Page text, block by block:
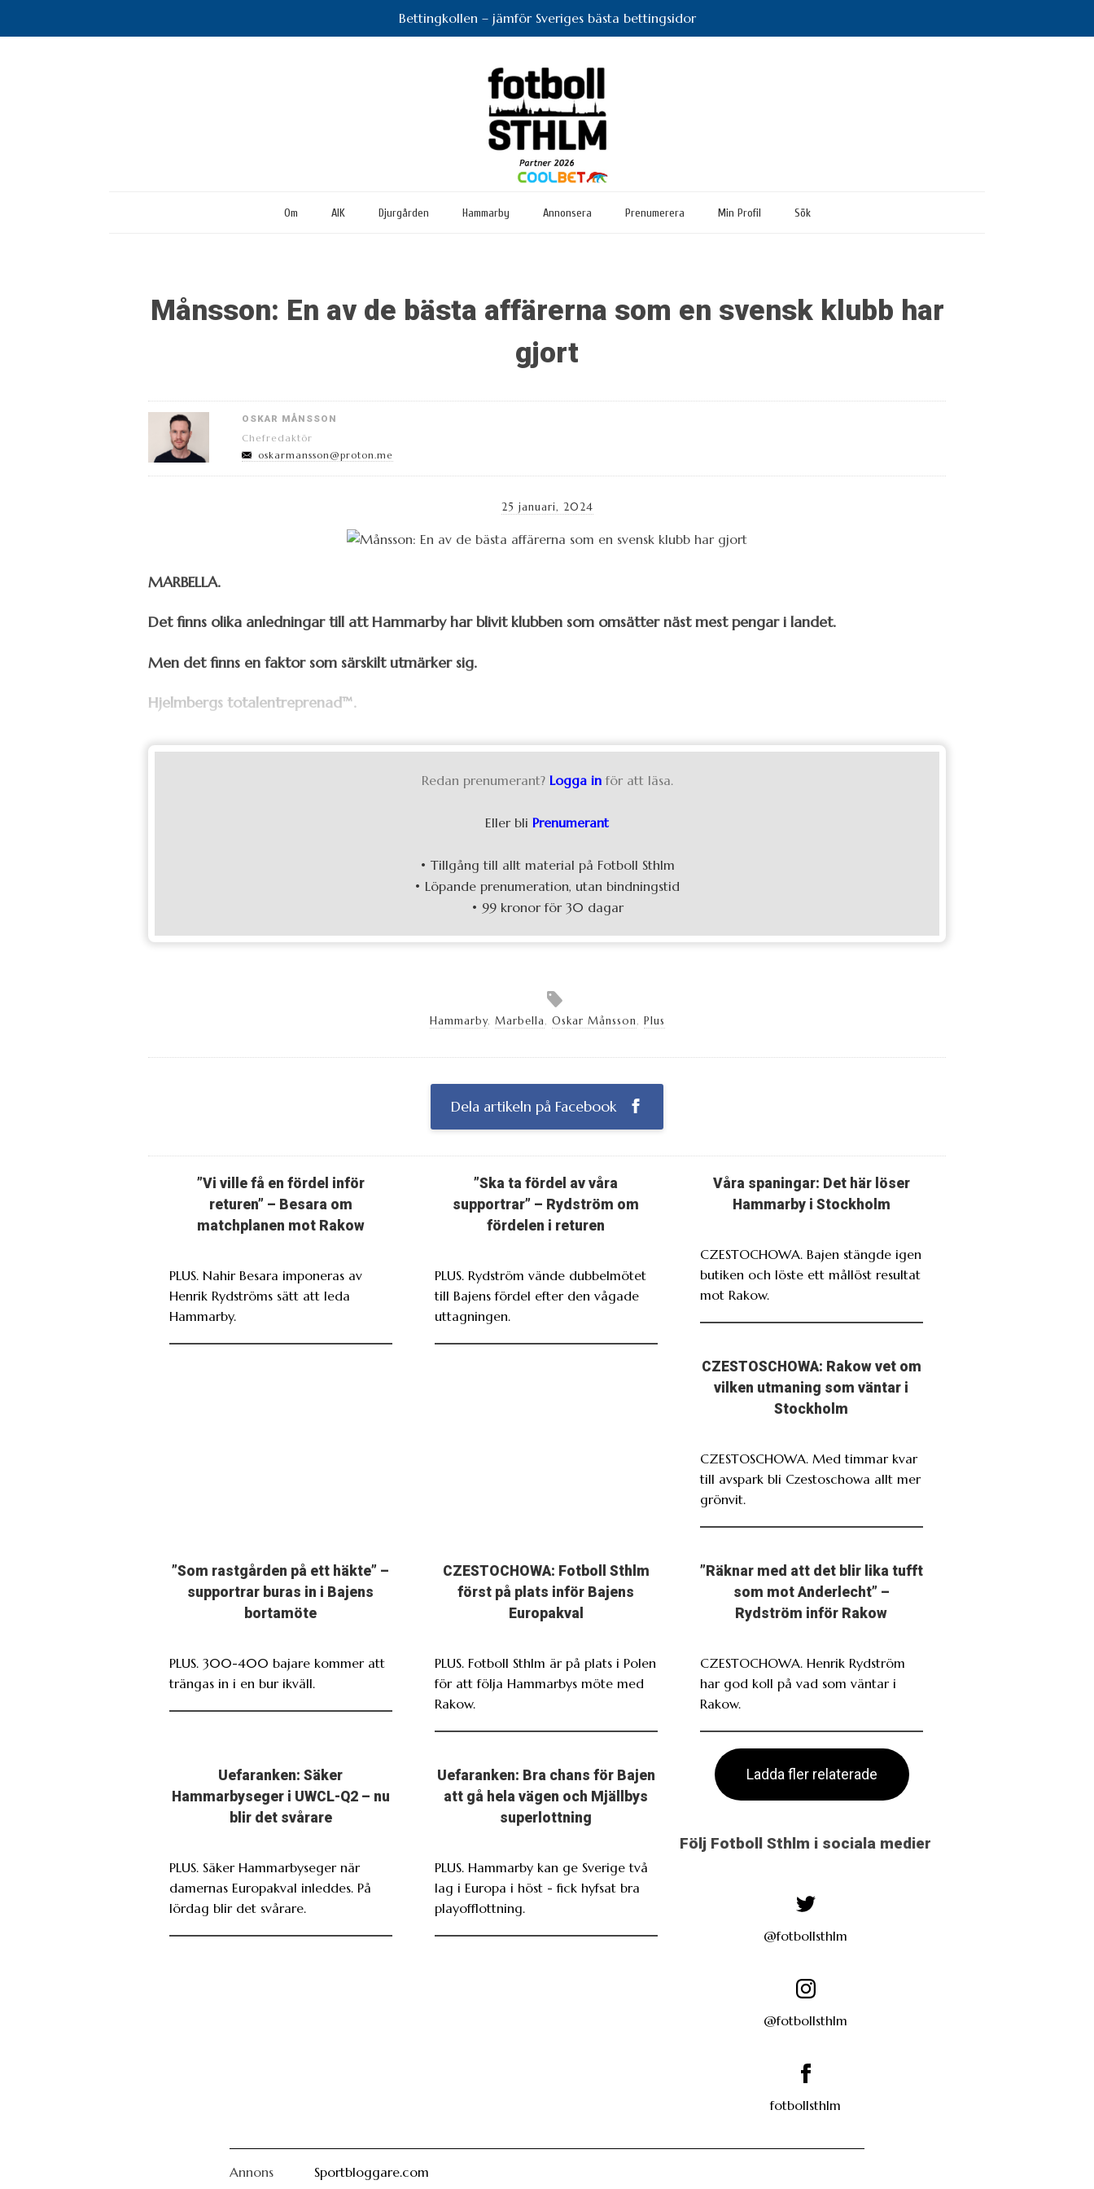
Bettingkollen – jämför Sveriges bästa bettingsidor
Om AIK Djurgården Hammarby Annonsera Prenumerera Min Profil Sök
Månsson: En av de bästa affärerna som en svensk klubb har
gjort
OSKAR MÅNSSON
Chefredaktör
oskarmansson@proton.me
25 januari, 2024
MARBELLA.
Det finns olika anledningar till att Hammarby har blivit klubben som omsätter näst mest pengar i landet.
Men det finns en faktor som särskilt utmärker sig.
Hjelmbergs totalentreprenad™.
Redan prenumerant? Logga in för att läsa.
Eller bli Prenumerant
• Tillgång till allt material på Fotboll Sthlm
• Löpande prenumeration, utan bindningstid
• 99 kronor för 30 dagar
Hammarby, Marbella, Oskar Månsson, Plus
Dela artikeln på Facebook
”Vi ville få en fördel inför
returen” – Besara om
matchplanen mot Rakow
PLUS. Nahir Besara imponeras av
Henrik Rydströms sätt att leda
Hammarby.
”Ska ta fördel av våra
supportrar” – Rydström om
fördelen i returen
PLUS. Rydström vände dubbelmötet
till Bajens fördel efter den vågade
uttagningen.
Våra spaningar: Det här löser
Hammarby i Stockholm
CZESTOCHOWA. Bajen stängde igen
butiken och löste ett mållöst resultat
mot Rakow.
CZESTOSCHOWA: Rakow vet om
vilken utmaning som väntar i
Stockholm
CZESTOSCHOWA. Med timmar kvar
till avspark bli Czestoschowa allt mer
grönvit.
”Som rastgården på ett häkte” –
supportrar buras in i Bajens
bortamöte
PLUS. 300-400 bajare kommer att
trängas in i en bur ikväll.
CZESTOCHOWA: Fotboll Sthlm
först på plats inför Bajens
Europakval
PLUS. Fotboll Sthlm är på plats i Polen
för att följa Hammarbys möte med
Rakow.
”Räknar med att det blir lika tufft
som mot Anderlecht” –
Rydström inför Rakow
CZESTOCHOWA. Henrik Rydström
har god koll på vad som väntar i
Rakow.
Uefaranken: Säker
Hammarbyseger i UWCL-Q2 – nu
blir det svårare
PLUS. Säker Hammarbyseger när
damernas Europakval inleddes. På
lördag blir det svårare.
Uefaranken: Bra chans för Bajen
att gå hela vägen och Mjällbys
superlottning
PLUS. Hammarby kan ge Sverige två
lag i Europa i höst - fick hyfsat bra
playofflottning.
Ladda fler relaterade
Följ Fotboll Sthlm i sociala medier
@fotbollsthlm
@fotbollsthlm
fotbollsthlm
Annons Sportbloggare.com